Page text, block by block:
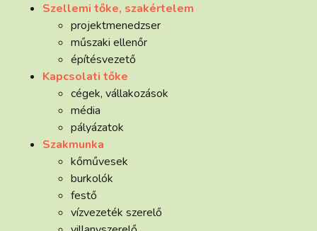
Szellemi tőke, szakértelem
projektmenedzser
műszaki ellenőr
építésvezető
Kapcsolati tőke
cégek, vállakozások
média
pályázatok
Szakmunka
kőművesek
burkolók
festő
vízvezeték szerelő